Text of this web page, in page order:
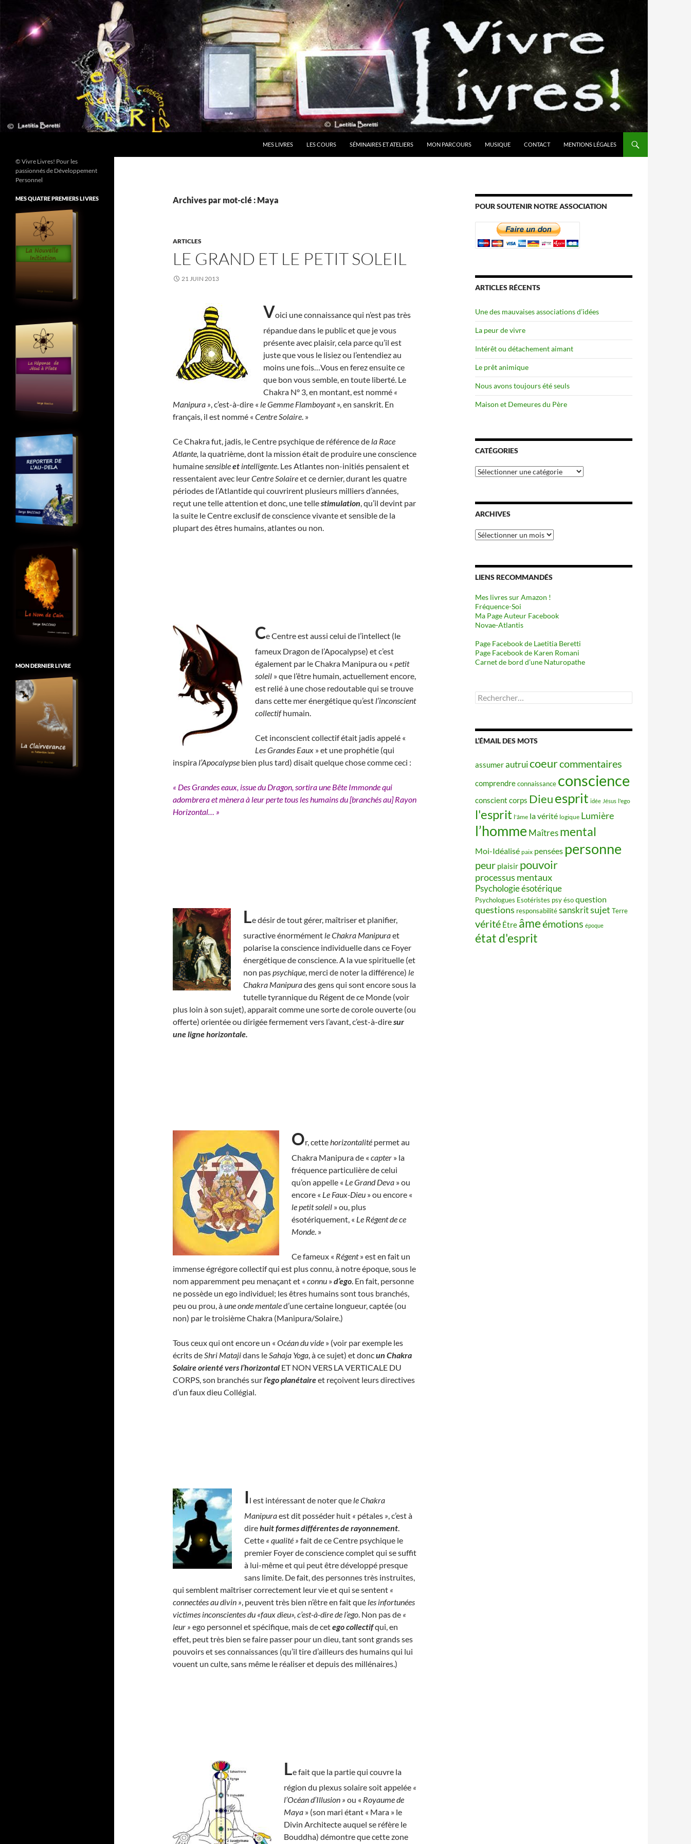
contenu
MES LIVRES LES COURS SÉMINAIRES ET ATELIERS MON PARCOURS MUSIQUE CONTACT MENTIONS LÉGALES
Archives par mot-clé : Maya
ARTICLES
LE GRAND ET LE PETIT SOLEIL
21 JUIN 2013
Voici une connaissance qui n’est pas très
répandue dans le public et que je vous
présente avec plaisir, cela parce qu’il est
juste que vous le lisiez ou l’entendiez au
moins une fois…Vous en ferez ensuite ce
que bon vous semble, en toute liberté. Le
Chakra N° 3, en montant, est nommé «
Manipura », c’est-à-dire « le Gemme Flamboyant», en sanskrit. En
français, il est nommé « Centre Solaire. »
Ce Chakra fut, jadis, le Centre psychique de référence de la Race
Atlante, la quatrième, dont la mission était de produire une conscience
humainesensibleet intelligente. Les Atlantes non-initiés pensaient et
ressentaient avec leurCentre Solaireet ce dernier, durant les quatre
périodes de l’Atlantide qui couvrirent plusieurs milliers d’années,
reçut une telle attention et donc, une tellestimulation, qu’il devint par
la suite le Centre exclusif de conscience vivante et sensible de la
plupart des êtres humains, atlantes ou non.
Ce Centre est aussi celui de l’intellect (le
fameux Dragon de l’Apocalypse) et c’est
également par le Chakra Manipura ou « petit
soleil » que l’être humain, actuellement encore,
est relié à une chose redoutable qui se trouve
dans cette mer énergétique qu’est l’inconscient
collectifhumain.
Cet inconscient collectif était jadis appelé «
Les Grandes Eaux » et une prophétie (qui
inspira l’Apocalypse bien plus tard) disait quelque chose comme ceci :
« Des Grandes eaux, issue du Dragon, sortira une Bête Immonde qui
adombrera et mènera à leur perte tous les humains du [branchés au] Rayon
Horizontal… »
Le désir de tout gérer, maîtriser et planifier,
suractive énormément le Chakra Manipuraet
polarise la conscience individuelle dans ce Foyer
énergétique de conscience. A la vue spirituelle (et
non paspsychique, merci de noter la différence) le
Chakra Manipurades gens qui sont encore sous la
tutelle tyrannique du Régent de ce Monde (voir
plus loin à son sujet), apparait comme une sorte de corole ouverte (ou
offerte) orientée ou dirigée fermement vers l’avant, c’est-à-diresur
une ligne horizontale.
Or, cettehorizontalité permet au
Chakra Manipura de « capter » la
fréquence particulière de celui
qu’on appelle « Le Grand Deva » ou
encore « Le Faux-Dieu » ou encore «
le petit soleil » ou, plus
ésotériquement, « Le Régent de ce
Monde. »
Ce fameux « Régent» est en fait un
immense égrégore collectif qui est plus connu, à notre époque, sous le
nom apparemment peu menaçant et « connu »d’ego. En fait, personne
ne possède un ego individuel; les êtres humains sont tous branchés,
peu ou prou, àune onde mentaled’une certaine longueur, captée (ou
non) par le troisième Chakra (Manipura/Solaire.)
Tous ceux qui ont encore un « Océan du vide » (voir par exemple les
écrits deShri Matajidans leSahaja Yoga, à ce sujet) et doncun Chakra
Solaire orienté vers l’horizontal ET NON VERS LA VERTICALE DU
CORPS, son branchés surl’ego planétaireet reçoivent leurs directives
d’un faux dieu Collégial.
Il est intéressant de noter que le Chakra
Manipuraest dit posséder huit « pétales », c’est à
direhuit formes différentes de rayonnement.
Cette « qualité » fait de ce Centre psychique le
premier Foyer de conscience complet qui se suffit
à lui-même et qui peut être développé presque
sans limite. De fait, des personnes très instruites,
qui semblent maîtriser correctement leur vie et qui se sentent «
connectées au divin », peuvent très bien n’être en fait que les infortunées
victimes inconscientes du «faux dieu», c’est-à-dire de l’ego. Non pas de «
leur » ego personnel et spécifique, mais de cetego collectifqui, en
effet, peut très bien se faire passer pour un dieu, tant sont grands ses
pouvoirs et ses connaissances (qu’il tire d’ailleurs des humains qui lui
vouent un culte, sans même le réaliser et depuis des millénaires.)
Le fait que la partie qui couvre la
région du plexus solaire soit appelée «
l’Océan d’Illusion » ou « Royaume de
Maya » (son mari étant « Mara » le
Divin Architecte auquel se réfère le
Bouddha) démontre que cette zone
POUR SOUTENIR NOTRE ASSOCIATION
ARTICLES RÉCENTS
Une des mauvaises associations d’idées
La peur de vivre
Intérêt ou détachement aimant
Le prêt animique
Nous avons toujours été seuls
Maison et Demeures du Père
CATÉGORIES
Catégories
ARCHIVES
Archives
LIENS RECOMMANDÉS
Mes livres sur Amazon !
Fréquence-Soi
Ma Page Auteur Facebook
Novae-Atlantis
Page Facebook de Laetitia Beretti
Page Facebook de Karen Romani
Carnet de bord d’une Naturopathe
Rechercher :
L’ÉMAIL DES MOTS
assumerautruicoeurcommentaires
comprendreconnaissance conscience
conscient corps Dieuesprit idée Jésus l'ego
l'esprit l'âme la vérité logique Lumière
l’homme Maîtres mental
Moi-Idéalisé paix pensées personne
peur plaisir pouvoir
processus mentaux
Psychologie ésotérique
Psychologues Esotéristes psy ésoquestion
questions responsabilitésanskritsujet Terre
vérité Être âmeémotions époque
état d'esprit
© Vivre Livres! Pour les
passionnés de Développement
Personnel
MES QUATRE PREMIERS LIVRES
MON DERNIER LIVRE